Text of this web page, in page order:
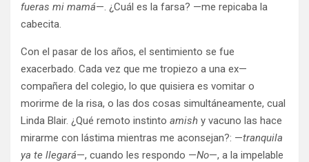
fueras mi mamá—. ¿Cuál es la farsa? —me repicaba la
cabecita.
Con el pasar de los años, el sentimiento se fue
exacerbado. Cada vez que me tropiezo a una ex—
compañera del colegio, lo que quisiera es vomitar o
morirme de la risa, o las dos cosas simultáneamente, cual
Linda Blair. ¿Qué remoto instinto amish y vacuno las hace
mirarme con lástima mientras me aconsejan?: —tranquila
ya te llegará—, cuando les respondo —No—, a la impelable